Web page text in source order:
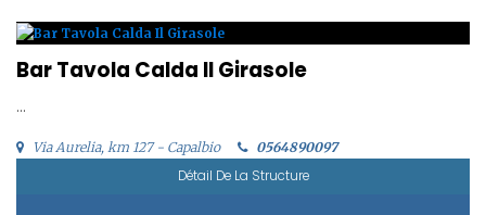
Bar Tavola Calda Il Girasole
...
Via Aurelia, km 127 - Capalbio 0564890097
Détail De La Structure